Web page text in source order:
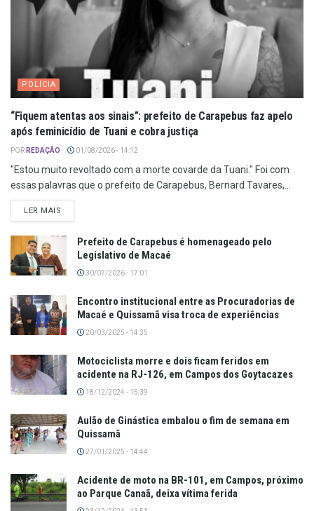
POLÍCIA
“Fiquem atentas aos sinais”: prefeito de Carapebus faz apelo
após feminicídio de Tuani e cobra justiça
POR REDAÇÃO 01/08/2026 - 14:12
"Estou muito revoltado com a morte covarde da Tuani." Foi com
essas palavras que o prefeito de Carapebus, Bernard Tavares,...
LER MAIS
Prefeito de Carapebus é homenageado pelo
Legislativo de Macaé
30/07/2026 - 17:01
Encontro institucional entre as Procuradorias de
Macaé e Quissamã visa troca de experiências
20/03/2025 - 14:35
Motociclista morre e dois ficam feridos em
acidente na RJ-126, em Campos dos Goytacazes
18/12/2024 - 15:39
Aulão de Ginástica embalou o fim de semana em
Quissamã
27/01/2025 - 14:44
Acidente de moto na BR-101, em Campos, próximo
ao Parque Canaã, deixa vítima ferida